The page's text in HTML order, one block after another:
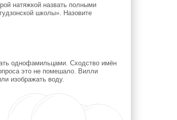
натяжкой назвать полными
школы». Назовите
однофамильцами. Сходство имён
это не помешало. Вилли
изображать воду.